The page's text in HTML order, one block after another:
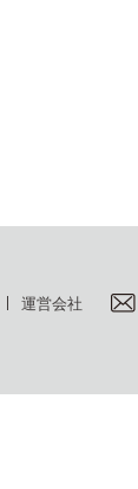
運営会社